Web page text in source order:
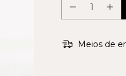
Meios de